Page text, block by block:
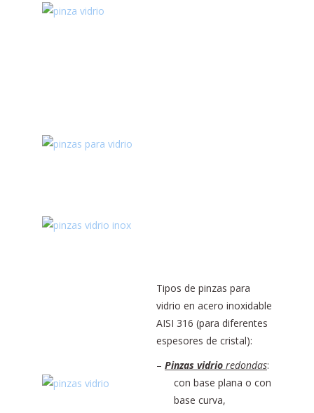
Tipos de pinzas para
vidrio en acero inoxidable
AISI 316 (para diferentes
espesores de cristal):
– Pinzas vidrio redondas:
con base plana o con
base curva,